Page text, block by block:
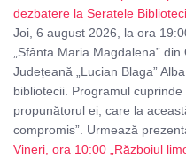
dezbatere la Seratele
Joi, 6 august 2026, la ora
„Sfânta Maria Magdalena”
Județeană „Lucian Blaga”
bibliotecii. Programul
propunătorul ei, care la
compromis”. Urmează
Vineri, ora 10:00 „Războiul